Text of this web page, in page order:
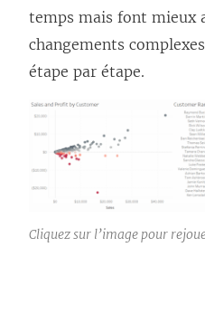
temps mais font mieux
changements
étape par étape.
Cliquez sur l’image pour